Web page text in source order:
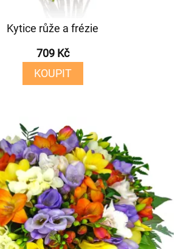
Kytice růže a frézie
709 Kč
KOUPIT